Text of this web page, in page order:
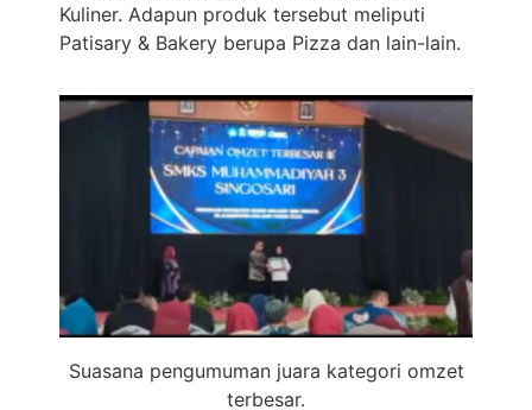
Kuliner. Adapun produk tersebut meliputi
Patisary & Bakery berupa Pizza dan lain-lain.
Suasana pengumuman juara kategori omzet
terbesar.